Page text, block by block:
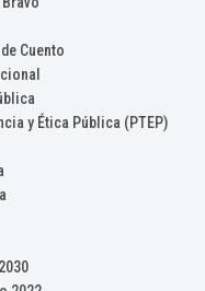
Cuento
y Ética Pública (PTEP)